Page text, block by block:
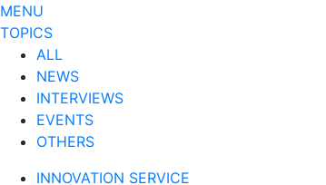
MENU
TOPICS
ALL
NEWS
INTERVIEWS
EVENTS
OTHERS
INNOVATION SERVICE